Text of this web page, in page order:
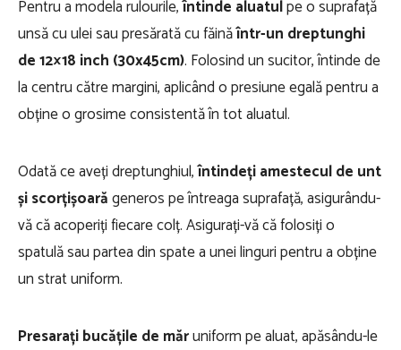
Pentru a modela rulourile,întinde aluatulpe o suprafață
unsă cu ulei sau presărată cu făinăîntr-un dreptunghi
de 12×18 inch (30x45cm). Folosind un sucitor, întinde de
la centru către margini, aplicând o presiune egală pentru a
obține o grosime consistentă în tot aluatul.
Odată ce aveți dreptunghiul,întindeți amestecul de unt
și scorțișoarăgeneros pe întreaga suprafață, asigurându-
vă că acoperiți fiecare colț. Asigurați-vă că folosiți o
spatulă sau partea din spate a unei linguri pentru a obține
un strat uniform.
Presarați bucățile de măruniform pe aluat, apăsându-le